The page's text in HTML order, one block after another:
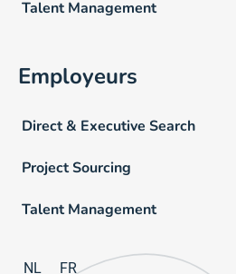
Talent Management
Employeurs
Direct & Executive Search
Project Sourcing
Talent Management
NL FR